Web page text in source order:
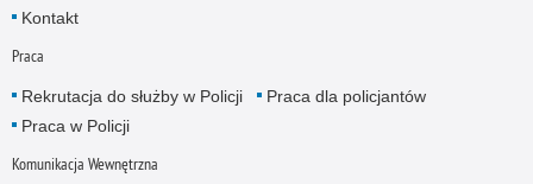
Kontakt
Praca
Rekrutacja do służby w Policji
Praca dla policjantów
Praca w Policji
Komunikacja Wewnętrzna